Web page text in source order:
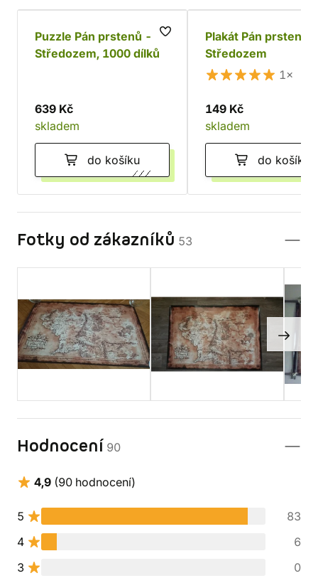
Puzzle Pán prstenů -
Středozem, 1000 dílků
639 Kč
skladem
do košíku
Plakát Pán prstenů -
Středozem
1×
149 Kč
skladem
do košíku
Fotky od zákazníků 53
Hodnocení 90
4,9 (90 hodnocení)
5
83
4
6
3
0